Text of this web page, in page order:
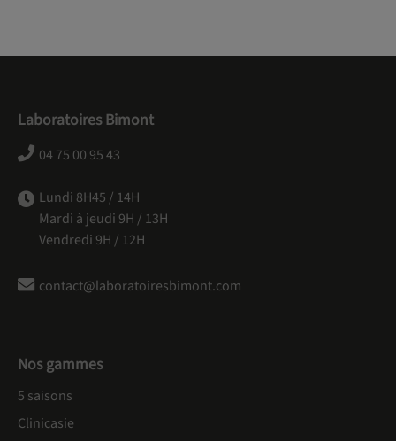
Laboratoires Bimont
04 75 00 95 43
Lundi 8H45 / 14H
Mardi à jeudi 9H / 13H
Vendredi 9H / 12H
contact@laboratoiresbimont.com
Nos gammes
5 saisons
Clinicasie